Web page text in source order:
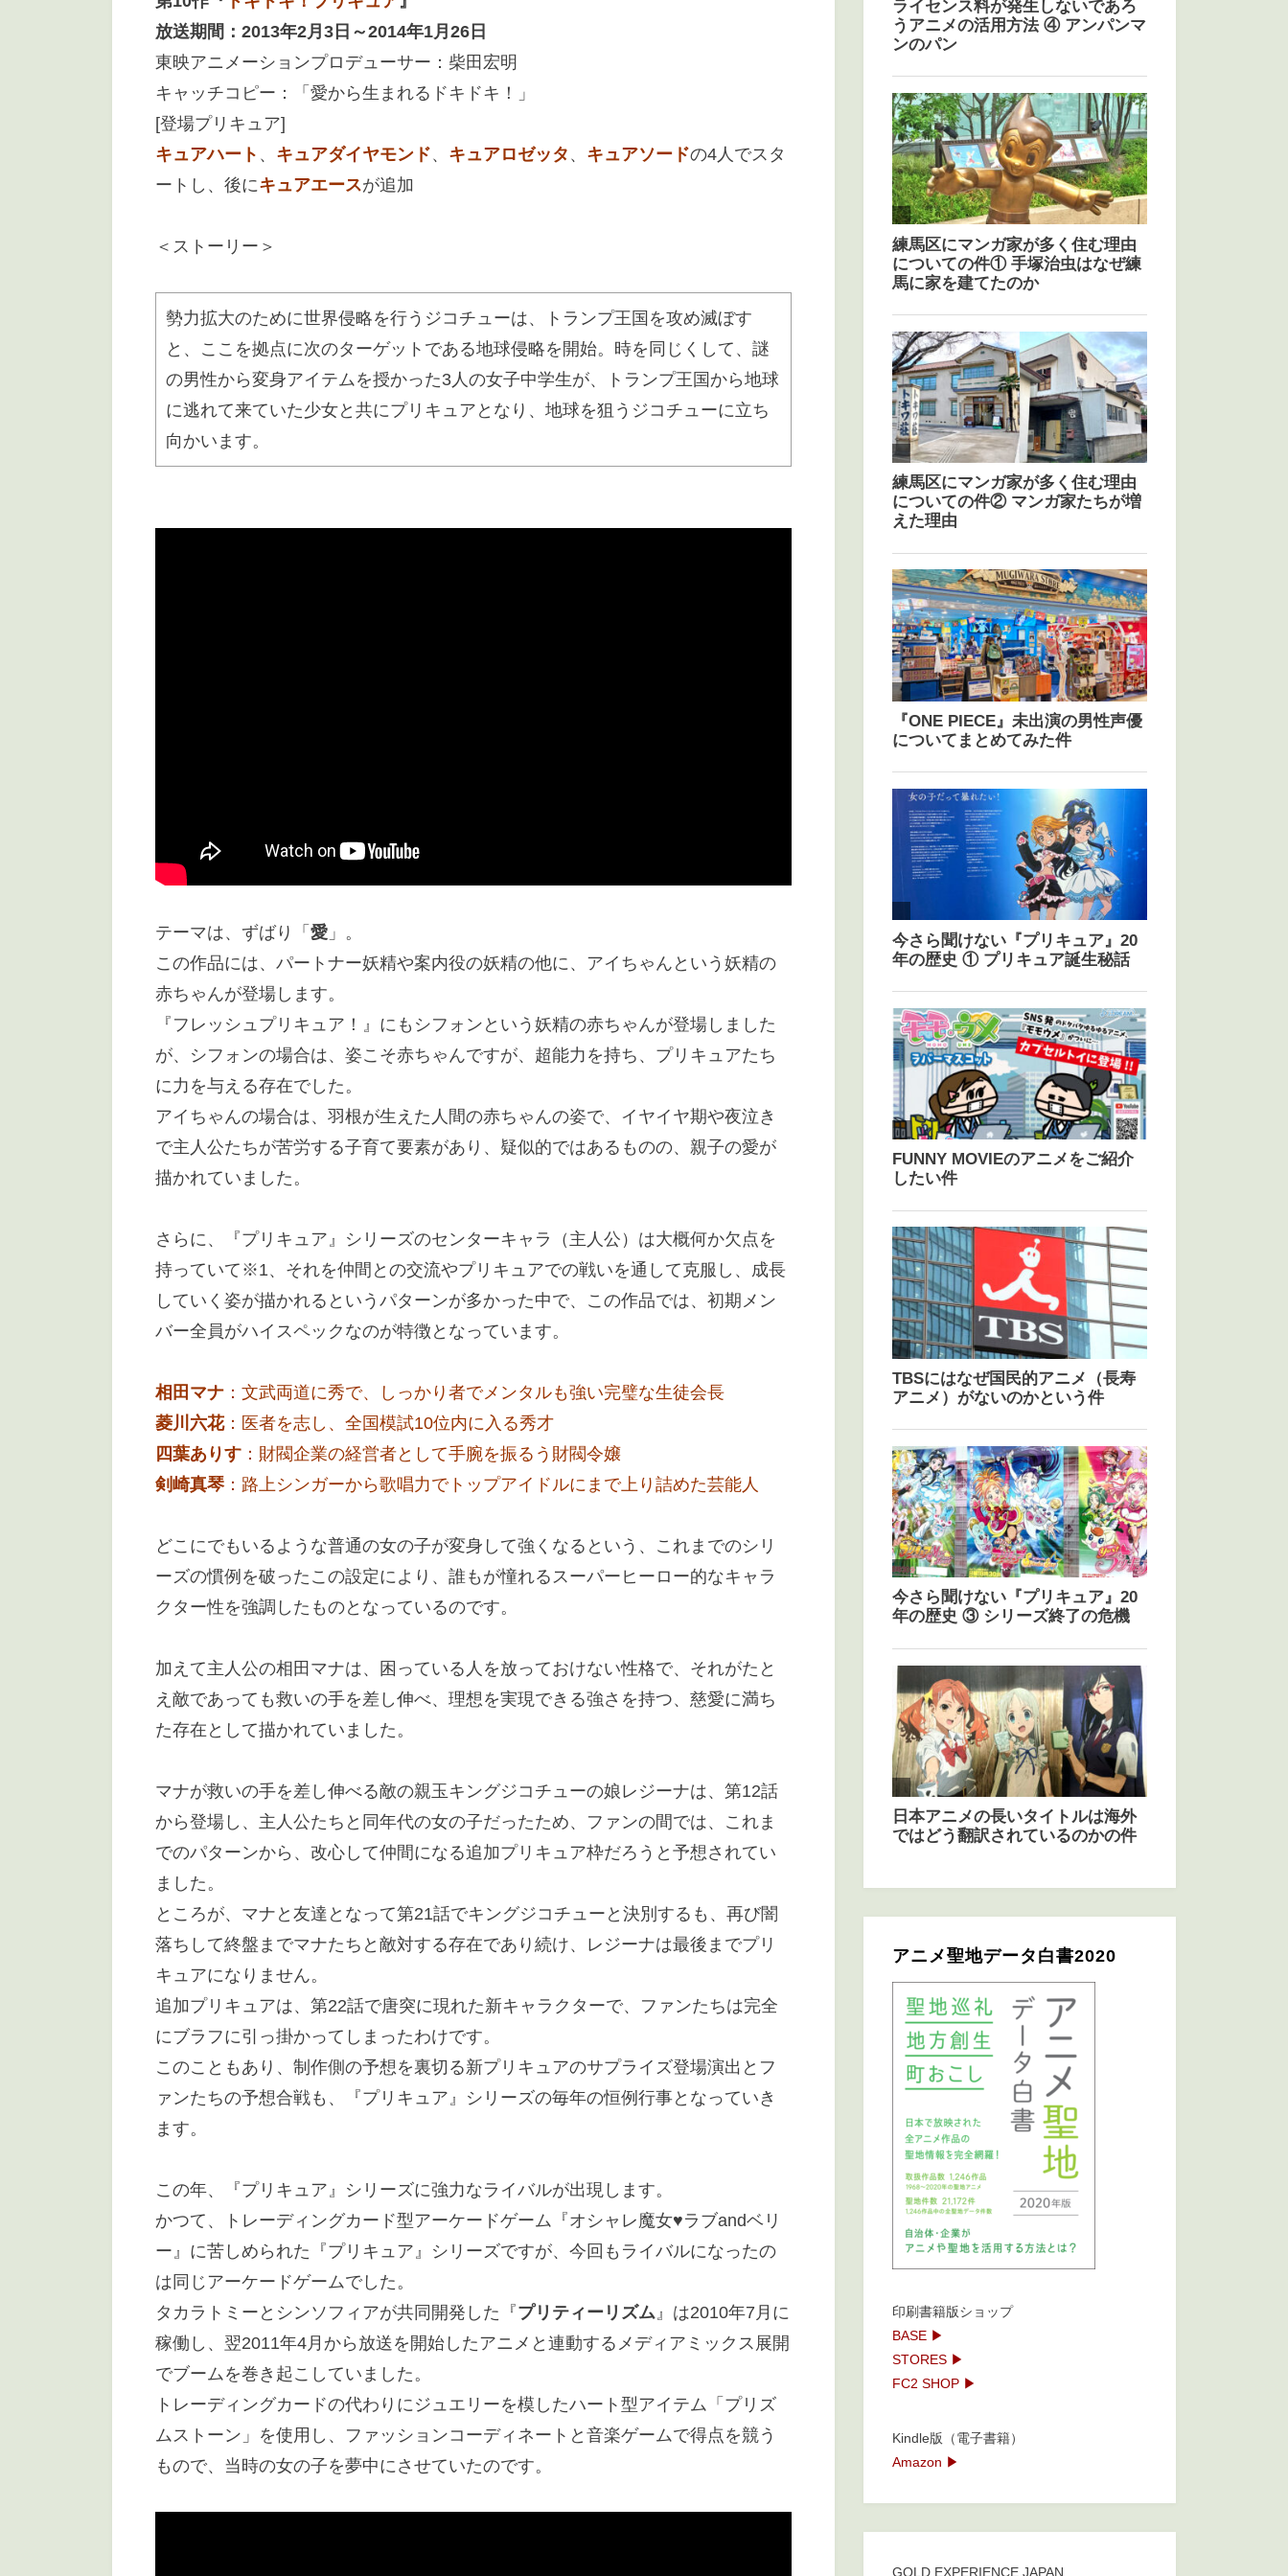
放送期間：2013年2月3日～2014年1月26日
東映アニメーションプロデューサー：柴田宏明
キャッチコピー：「愛から生まれるドキドキ！」
[登場プリキュア]
キュアハート 、 キュアダイヤモンド、 キュアロゼッタ 、 キュアソードの4人でスタ
ートし、後にキュアエースが追加
＜ストーリー＞
勢力拡大のために世界侵略を行うジコチューは、トランプ王国を攻め滅ぼす
と、ここを拠点に次のターゲットである地球侵略を開始。時を同じくして、謎
の男性から変身アイテムを授かった3人の女子中学生が、トランプ王国から地球
に逃れて来ていた少女と共にプリキュアとなり、地球を狙うジコチューに立ち
向かいます。
テーマは、ずばり「 愛 」。
この作品には、パートナー妖精や案内役の妖精の他に、アイちゃんという妖精の
赤ちゃんが登場します。
『フレッシュプリキュア！』にもシフォンという妖精の赤ちゃんが登場しました
が、シフォンの場合は、姿こそ赤ちゃんですが、超能力を持ち、プリキュアたち
に力を与える存在でした。
アイちゃんの場合は、羽根が生えた人間の赤ちゃんの姿で、イヤイヤ期や夜泣き
で主人公たちが苦労する子育て要素があり、疑似的ではあるものの、親子の愛が
描かれていました。
さらに、『プリキュア』シリーズのセンターキャラ（主人公）は大概何か欠点を
持っていて※1、それを仲間との交流やプリキュアでの戦いを通して克服し、成長
していく姿が描かれるというパターンが多かった中で、この作品では、初期メン
バー全員がハイスペックなのが特徴となっています。
相田マナ ：文武両道に秀で、しっかり者でメンタルも強い完璧な生徒会長
菱川六花：医者を志し、全国模試10位内に入る秀才
四葉ありす ：財閥企業の経営者として手腕を振るう財閥令嬢
剣崎真琴 ：路上シンガーから歌唱力でトップアイドルにまで上り詰めた芸能人
どこにでもいるような普通の女の子が変身して強くなるという、これまでのシリ
ーズの慣例を破ったこの設定により、誰もが憧れるスーパーヒーロー的なキャラ
クター性を強調したものとなっているのです。
加えて主人公の相田マナは、困っている人を放っておけない性格で、それがたと
え敵であっても救いの手を差し伸べ、理想を実現できる強さを持つ、慈愛に満ち
た存在として描かれていました。
マナが救いの手を差し伸べる敵の親玉キングジコチューの娘レジーナは、第12話
から登場し、主人公たちと同年代の女の子だったため、ファンの間では、これま
でのパターンから、改心して仲間になる追加プリキュア枠だろうと予想されてい
ました。
ところが、マナと友達となって第21話でキングジコチューと決別するも、再び闇
落ちして終盤までマナたちと敵対する存在であり続け、レジーナは最後までプリ
キュアになりません。
追加プリキュアは、第22話で唐突に現れた新キャラクターで、ファンたちは完全
にブラフに引っ掛かってしまったわけです。
このこともあり、制作側の予想を裏切る新プリキュアのサプライズ登場演出とフ
ァンたちの予想合戦も、『プリキュア』シリーズの毎年の恒例行事となっていき
ます。
この年、『プリキュア』シリーズに強力なライバルが出現します。
かつて、トレーディングカード型アーケードゲーム『オシャレ魔女♥ラブandベリ
ー』に苦しめられた『プリキュア』シリーズですが、今回もライバルになったの
は同じアーケードゲームでした。
タカラトミーとシンソフィアが共同開発した『プリティーリズム 』は2010年7月に
稼働し、翌2011年4月から放送を開始したアニメと連動するメディアミックス展開
でブームを巻き起こしていました。
トレーディングカードの代わりにジュエリーを模したハート型アイテム「プリズ
ムストーン」を使用し、ファッションコーディネートと音楽ゲームで得点を競う
もので、当時の女の子を夢中にさせていたのです。
アニメ聖地データ白書2020
印刷書籍版ショップ
BASE ▶
STORES ▶
FC2 SHOP ▶
Kindle版（電子書籍）
Amazon ▶
GOLD EXPERIENCE JAPAN